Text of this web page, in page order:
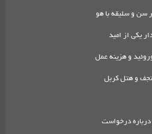
سن و سلیقه با هو
یکی از امید
و هزینه عمل
نجف و هتل کربل
درباره درخواست